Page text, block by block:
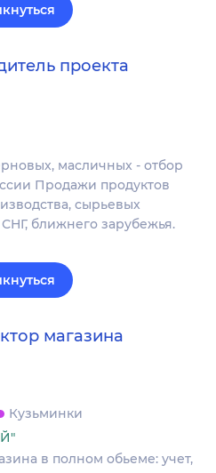
проекта
масличных - отбор
Продажи продуктов
сырьевых
ближнего зарубежья.
магазина
Кузьминки
в полном обьеме: учет,